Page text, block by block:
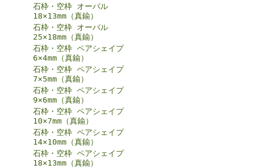
石枠・空枠 オーバル
18×13mm（真鍮）
石枠・空枠 オーバル
25×18mm（真鍮）
石枠・空枠 ペアシェイプ
6×4mm（真鍮）
石枠・空枠 ペアシェイプ
7×5mm（真鍮）
石枠・空枠 ペアシェイプ
9×6mm（真鍮）
石枠・空枠 ペアシェイプ
10×7mm（真鍮）
石枠・空枠 ペアシェイプ
14×10mm（真鍮）
石枠・空枠 ペアシェイプ
18×13mm（真鍮）